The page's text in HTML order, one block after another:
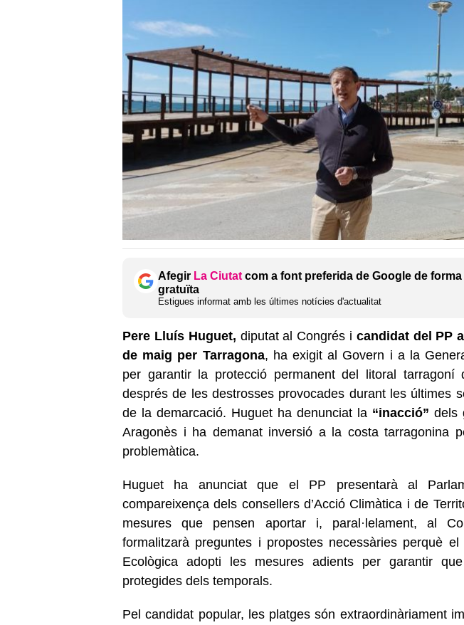
Afegir La Ciutat com a font preferida de Google de forma
gratuïta
Estigues informat amb les últimes notícies d'actualitat
Pere Lluís Huguet, diputat al Congrés i candidat del PP
de maig per Tarragona, ha exigit al Govern i a la
per garantir la protecció permanent del litoral tarragoní
després de les destrosses provocades durant les últimes
de la demarcació. Huguet ha denunciat la “inacció” dels
Aragonès i ha demanat inversió a la costa tarragonina
problemàtica.
Huguet ha anunciat que el PP presentarà al
compareixença dels consellers d’Acció Climàtica i de
mesures que pensen aportar i, paral·lelament, al
formalitzarà preguntes i propostes necessàries perquè
Ecològica adopti les mesures adients per garantir
protegides dels temporals.
Pel candidat popular, les platges són extraordinàriament